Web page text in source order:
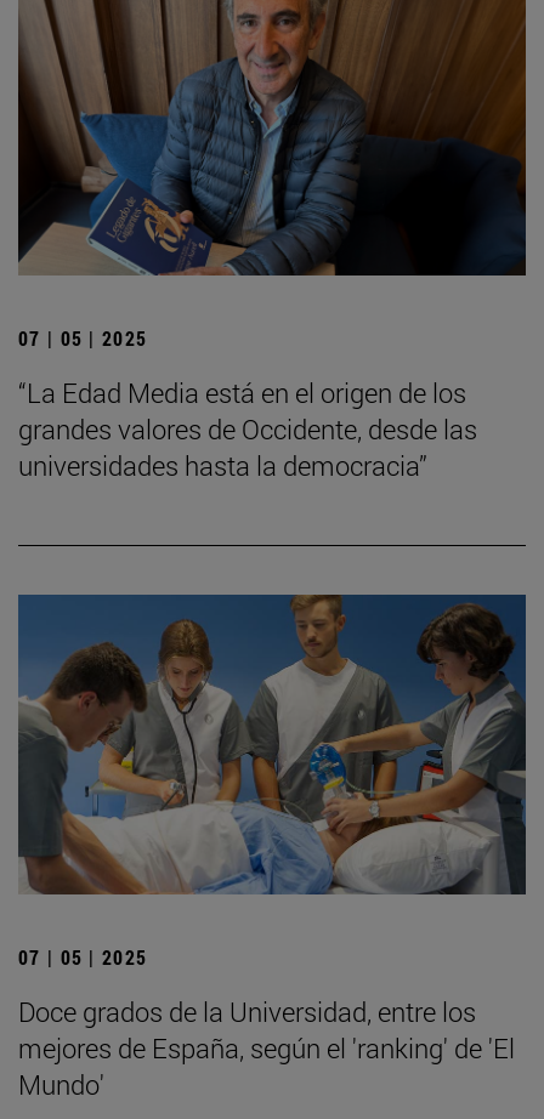
07 | 05 | 2025
“La Edad Media está en el origen de los
grandes valores de Occidente, desde las
universidades hasta la democracia”
07 | 05 | 2025
Doce grados de la Universidad, entre los
mejores de España, según el 'ranking' de 'El
Mundo'